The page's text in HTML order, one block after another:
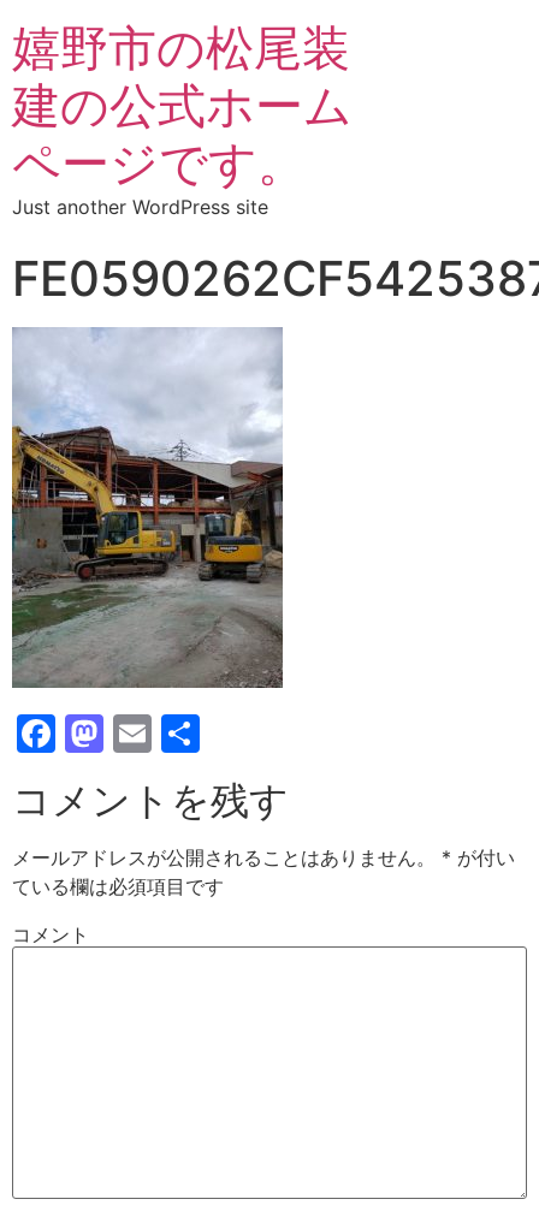
嬉野市の松尾装
建の公式ホーム
ページです。
Just another WordPress site
Facebook
Mastodon
Email
有
コメントを残す
メールアドレスが公開されることはありません。 * が付い
ている欄は必須項目です
コメント